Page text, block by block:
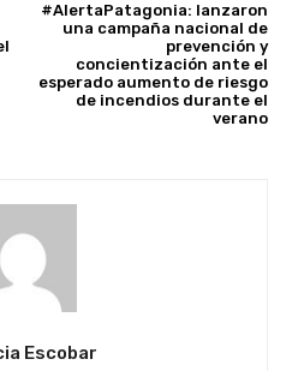
#AlertaPatagonia: lanzaron
una campaña nacional de
prevención y
concientización ante el
esperado aumento de riesgo
de incendios durante el
verano
Escobar